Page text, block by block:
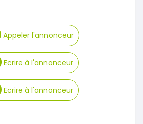
Appeler l'annonceur
Ecrire à l'annonceur
Ecrire à l'annonceur